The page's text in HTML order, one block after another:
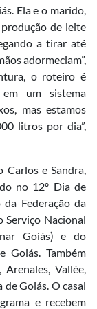
Ela e o marido,
de leite
a tirar até
adormeciam”,
o roteiro é
um sistema
mas estamos
litros por dia”,
e Sandra,
no 12º Dia de
Federação da
Serviço Nacional
Goiás) e do
Goiás. Também
Vallée,
Goiás. O casal
e recebem